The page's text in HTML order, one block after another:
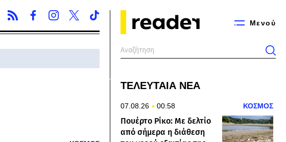
Μενού
ΤΕΛΕΥΤΑΙΑ ΝΕΑ
07.08.26 00:58 ΚΟΣΜΟΣ
Πουέρτο Ρίκο: Με δελτίο
από σήμερα η διάθεση